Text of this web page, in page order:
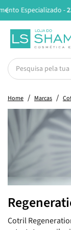
Home Marcas
Cotril